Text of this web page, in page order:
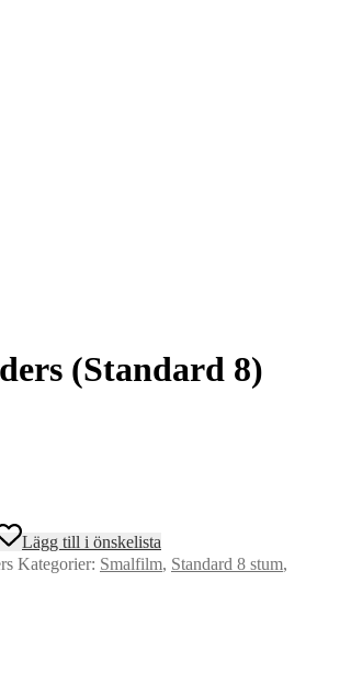
(Standard 8)
Lägg till i önskelista
Kategorier: Smalfilm, Standard 8 stum,